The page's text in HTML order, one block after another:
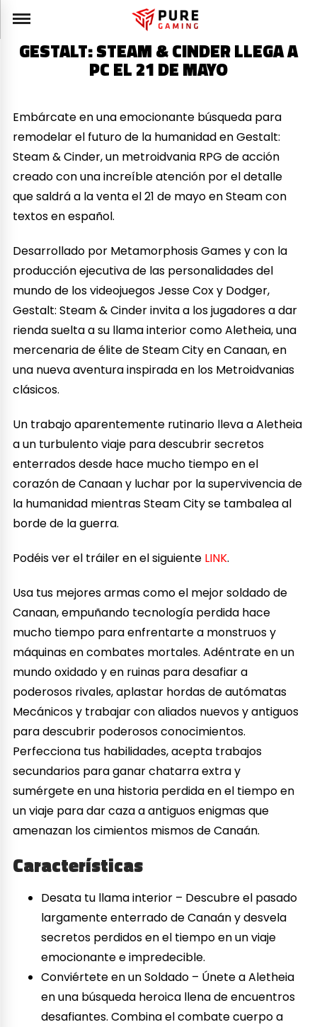
GESTALT: STEAM & CINDER LLEGA A
PC EL 21 DE MAYO
Embárcate en una emocionante búsqueda para
remodelar el futuro de la humanidad en Gestalt:
Steam & Cinder, un metroidvania RPG de acción
creado con una increíble atención por el detalle
que saldrá a la venta el 21 de mayo en Steam con
textos en español.
Desarrollado por Metamorphosis Games y con la
producción ejecutiva de las personalidades del
mundo de los videojuegos Jesse Cox y Dodger,
Gestalt: Steam & Cinder invita a los jugadores a dar
rienda suelta a su llama interior como Aletheia, una
mercenaria de élite de Steam City en Canaan, en
una nueva aventura inspirada en los Metroidvanias
clásicos.
Un trabajo aparentemente rutinario lleva a Aletheia
a un turbulento viaje para descubrir secretos
enterrados desde hace mucho tiempo en el
corazón de Canaan y luchar por la supervivencia de
la humanidad mientras Steam City se tambalea al
borde de la guerra.
Podéis ver el tráiler en el siguiente LINK.
Usa tus mejores armas como el mejor soldado de
Canaan, empuñando tecnología perdida hace
mucho tiempo para enfrentarte a monstruos y
máquinas en combates mortales. Adéntrate en un
mundo oxidado y en ruinas para desafiar a
poderosos rivales, aplastar hordas de autómatas
Mecánicos y trabajar con aliados nuevos y antiguos
para descubrir poderosos conocimientos.
Perfecciona tus habilidades, acepta trabajos
secundarios para ganar chatarra extra y
sumérgete en una historia perdida en el tiempo en
un viaje para dar caza a antiguos enigmas que
amenazan los cimientos mismos de Canaán.
Características
Desata tu llama interior – Descubre el pasado
largamente enterrado de Canaán y desvela
secretos perdidos en el tiempo en un viaje
emocionante e impredecible.
Conviértete en un Soldado – Únete a Aletheia
en una búsqueda heroica llena de encuentros
desafiantes. Combina el combate cuerpo a